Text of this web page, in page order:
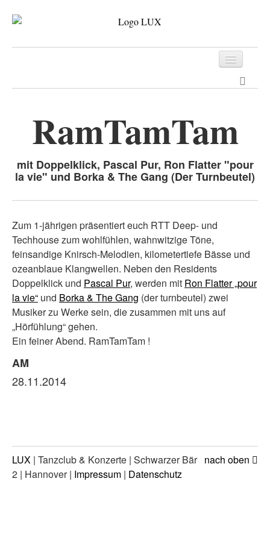
Archiv
Kontakt
RamTamTam
mit Doppelklick, Pascal Pur, Ron Flatter "pour
la vie" und Borka & The Gang (Der Turnbeutel)
Zum 1-jährigen präsentiert euch RTT Deep- und
Techhouse zum wohlfühlen, wahnwitzige Töne,
feinsandige Knirsch-Melodien, kilometertiefe Bässe und
ozeanblaue Klangwellen. Neben den Residents
Doppelklick und Pascal Pur, werden mit Ron Flatter „pour
la vie“ und Borka & The Gang (der turnbeutel) zwei
Musiker zu Werke sein, die zusammen mit uns auf
„Hörfühlung“ gehen.
Ein feiner Abend. RamTamTam !
AM
28.11.2014
nach oben
LUX | Tanzclub & Konzerte | Schwarzer Bär
2 | Hannover | Impressum | Datenschutz